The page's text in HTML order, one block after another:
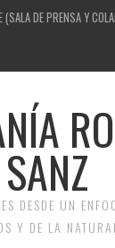
(SALA DE PRENSA Y
SANZ
DESDE UN
Y DE LA